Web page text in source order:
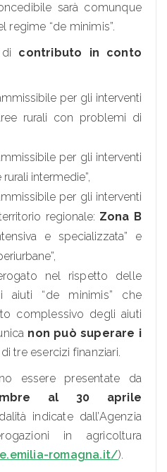
sarà comunque
“de minimis”.
contributo in conto
per gli interventi
rurali con problemi di
per gli interventi
rurali intermedie”,
per gli interventi
regionale: Zona B
e specializzata” e
nel rispetto delle
aiuti “de minimis” che
complessivo degli aiuti
non può superare i
di tre esercizi finanziari.
essere presentate da
al 30 aprile
indicate dall’Agenzia
in agricoltura
romagna.it/).